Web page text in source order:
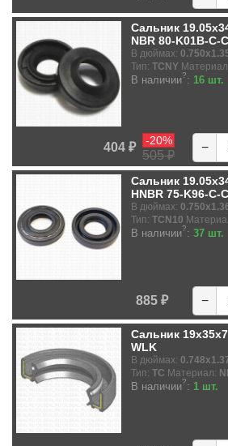
Сальник
NBR 80-K01B-C-
В дюймах:
Тип: TCNY
В наличии?: 16 шт.
404 ₽
505 ₽
-20% −
Сальник
HNBR 75-K96-C-
В дюймах:
Тип: TCN10
В наличии?: 37 шт.
885 ₽ −
Сальник
WLK
В дюймах:
Тип: TC Материал:
В наличии?: 1 шт.